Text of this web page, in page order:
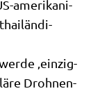
ame­ri­ka­ni­
thai­län­di­
‚ein­zig­
Droh­nen­